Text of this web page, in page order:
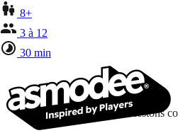
8+
3 à 12
30 min
Restons